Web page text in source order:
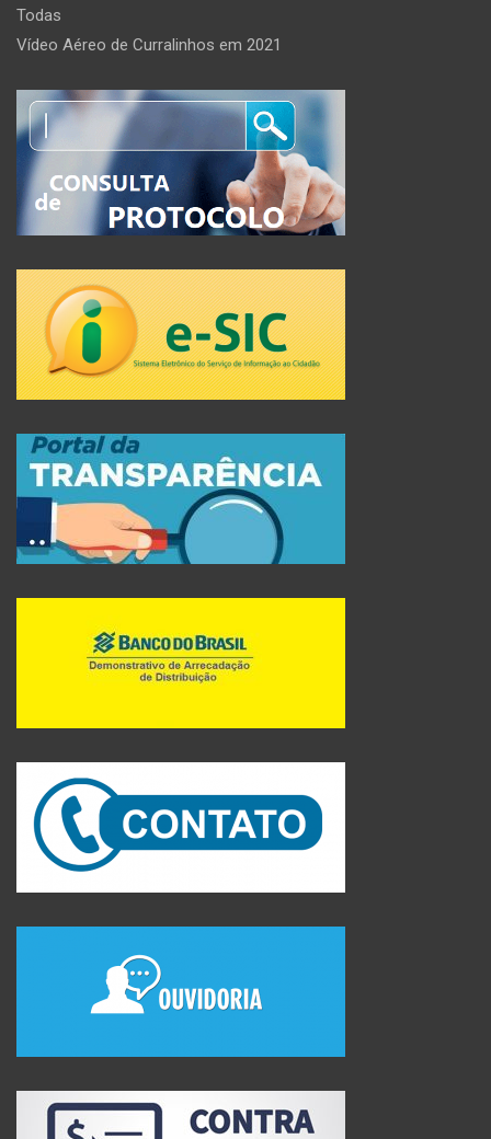
Todas
Vídeo Aéreo de Curralinhos em 2021